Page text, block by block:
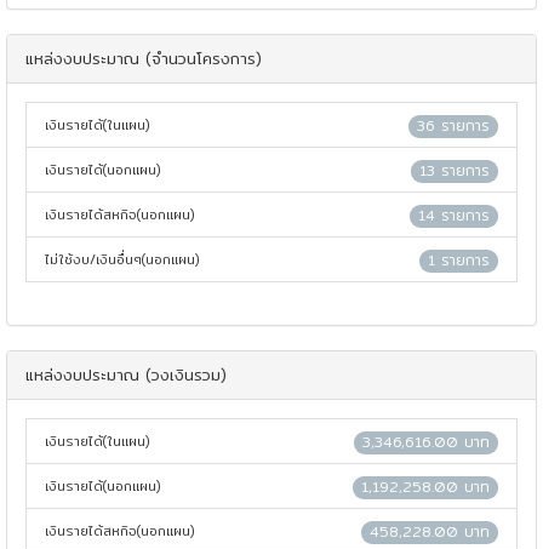
แหล่งงบประมาณ (จำนวนโครงการ)
เงินรายได้(ในแผน) 36 รายการ
เงินรายได้(นอกแผน) 13 รายการ
เงินรายได้สหกิจ(นอกแผน) 14 รายการ
ไม่ใช้งบ/เงินอื่นๆ(นอกแผน) 1 รายการ
แหล่งงบประมาณ (วงเงินรวม)
เงินรายได้(ในแผน) 3,346,616.00 บาท
เงินรายได้(นอกแผน) 1,192,258.00 บาท
เงินรายได้สหกิจ(นอกแผน) 458,228.00 บาท